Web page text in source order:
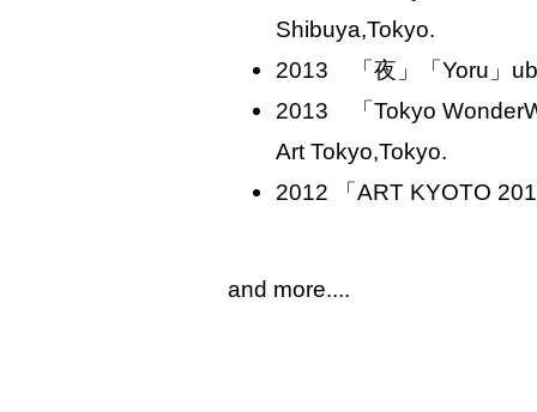
Shibuya,Tokyo.
2013 「夜」「Yoru」
2013 「Tokyo
Art Tokyo,Tokyo.
2012 「ART KYOTO
and more....